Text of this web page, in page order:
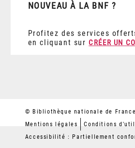
NOUVEAU À LA BNF ?
Profitez des services
en cliquant sur CRÉER UN
© Bibliothèque nationale de
Mentions légales
Conditions
Accessibilité : Partiellement